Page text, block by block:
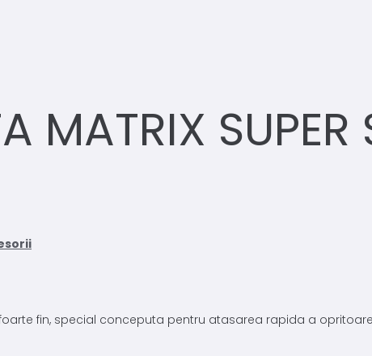
MATRIX SUPER
fin, special conceputa pentru atasarea rapida a